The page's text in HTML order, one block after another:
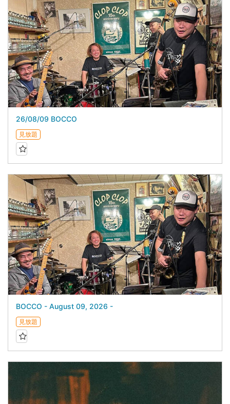
26/08/09 BOCCO
見放題
BOCCO - August 09, 2026 -
見放題